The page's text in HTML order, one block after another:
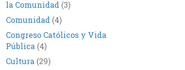
la Comunidad (3)
Comunidad (4)
Congreso Católicos y Vida
Pública (4)
Cultura (29)